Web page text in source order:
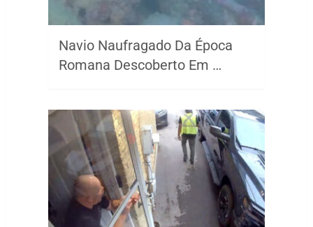
Navio Naufragado Da Época
Romana Descoberto Em …